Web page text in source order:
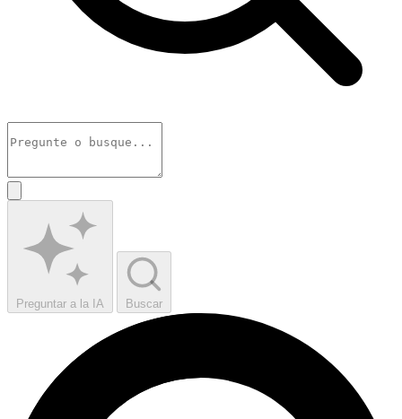
Preguntar a la IA Buscar